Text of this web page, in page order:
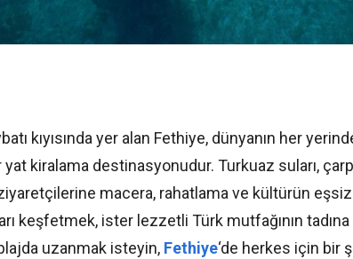
kıyısında yer alan Fethiye, dünyanın her
kiralama destinasyonudur. Turkuaz suları,
macera, rahatlama ve kültürün eşsiz
keşfetmek, ister lezzetli Türk mutfağının
uzanmak isteyin, Fethiye‘de herkes için bir